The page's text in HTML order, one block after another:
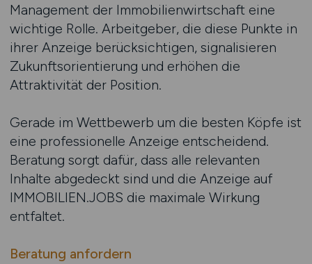
Management der Immobilienwirtschaft eine
wichtige Rolle. Arbeitgeber, die diese Punkte in
ihrer Anzeige berücksichtigen, signalisieren
Zukunftsorientierung und erhöhen die
Attraktivität der Position.
Gerade im Wettbewerb um die besten Köpfe ist
eine professionelle Anzeige entscheidend.
Beratung sorgt dafür, dass alle relevanten
Inhalte abgedeckt sind und die Anzeige auf
IMMOBILIEN.JOBS die maximale Wirkung
entfaltet.
Beratung anfordern